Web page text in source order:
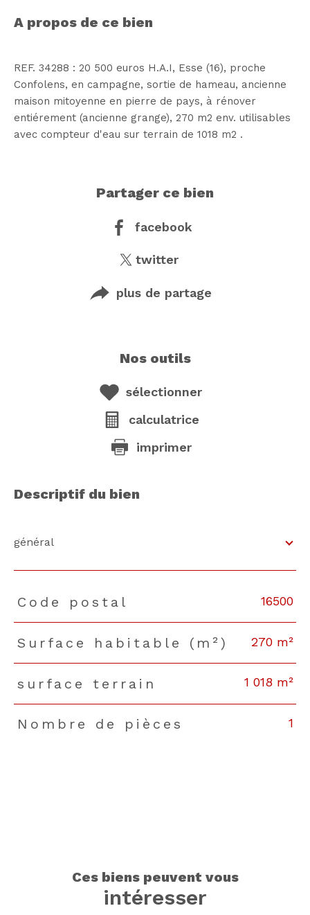
a propos de ce bien
REF. 34288 : 20 500 euros H.A.I, Esse (16), proche
Confolens, en campagne, sortie de hameau, ancienne
maison mitoyenne en pierre de pays, à rénover
entiérement (ancienne grange), 270 m2 env. utilisables
avec compteur d'eau sur terrain de 1018 m2 .
partager ce bien
facebook
twitter
plus de partage
nos outils
sélectionner
calculatrice
imprimer
descriptif du bien
général
TRAD_PAMPERO_Caracteristique Valeurs
Code postal 16500
Surface habitable (m²) 270 m²
surface terrain 1 018 m²
Nombre de pièces 1
ces biens peuvent vous
intéresser